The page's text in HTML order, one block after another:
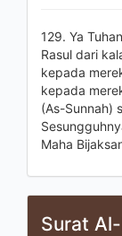
129. Ya
Rasul dari
kepada
kepada
(As-Sunnah)
Maha
Surat